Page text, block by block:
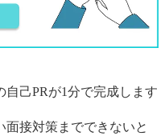
自己PRが1分で完成します
面接対策までできないと